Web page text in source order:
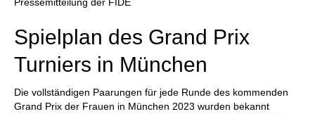
Spielplan des Grand Prix
Turniers in München
Die vollständigen Paarungen für jede Runde des kommenden
Grand Prix der Frauen in München 2023 wurden bekannt